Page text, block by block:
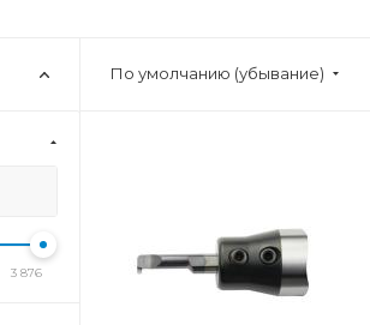
По умолчанию (убывание)
3 876